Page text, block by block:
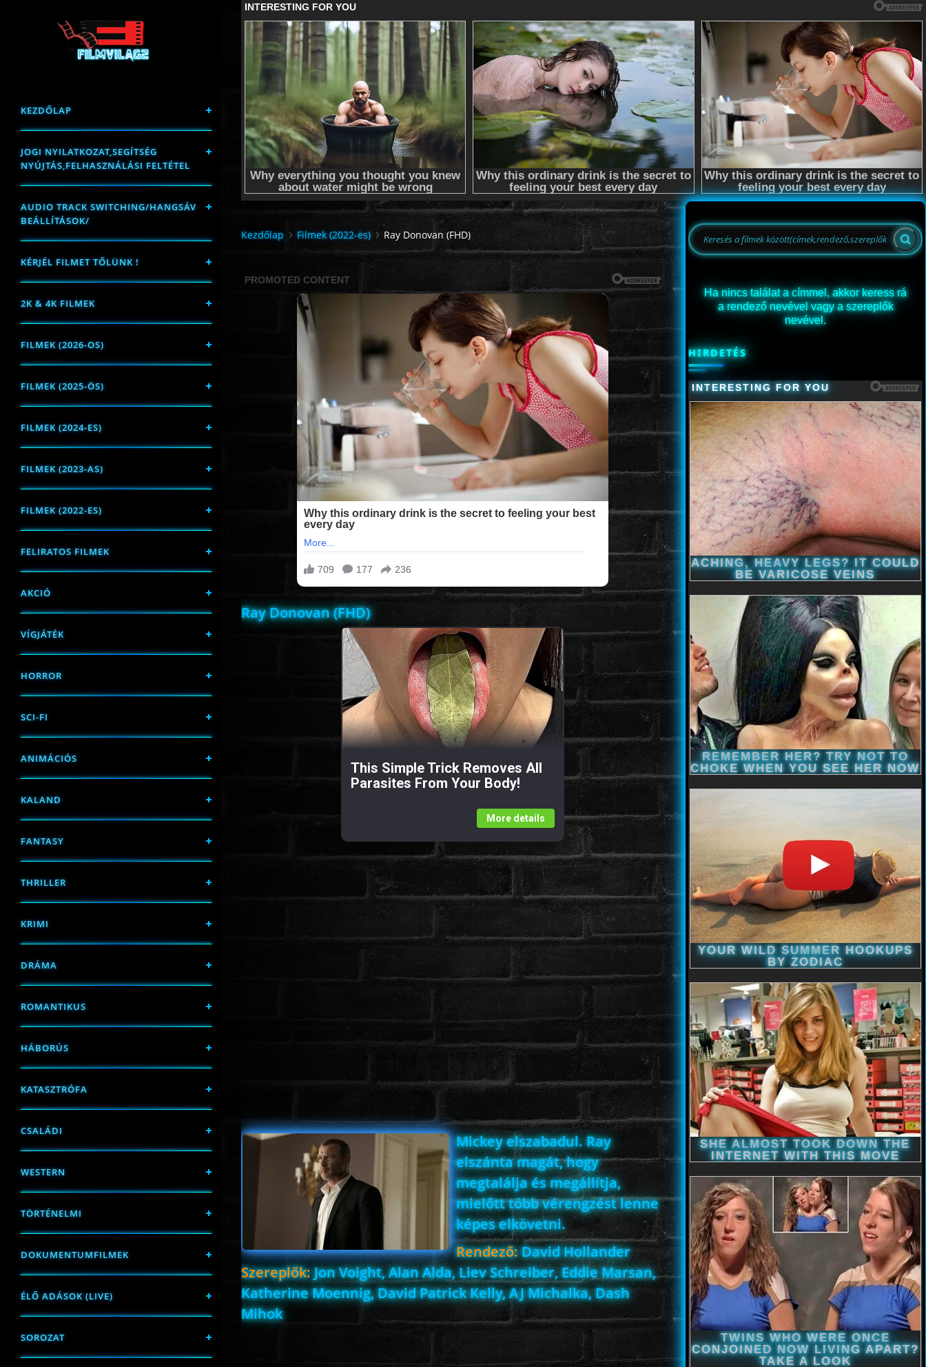
KEZDŐLAP
JOGI NYILATKOZAT,SEGÍTSÉG
NYÚJTÁS,FELHASZNÁLÁSI FELTÉTEL
AUDIO TRACK SWITCHING/HANGSÁV
BEÁLLÍTÁSOK/
KÉRJÉL FILMET TŐLÜNK !
2K & 4K FILMEK
FILMEK (2026-OS)
FILMEK (2025-ÖS)
FILMEK (2024-ES)
FILMEK (2023-AS)
FILMEK (2022-ES)
FELIRATOS FILMEK
AKCIÓ
VÍGJÁTÉK
HORROR
SCI-FI
ANIMÁCIÓS
KALAND
FANTASY
THRILLER
KRIMI
DRÁMA
ROMANTIKUS
HÁBORÚS
KATASZTRÓFA
CSALÁDI
WESTERN
TÖRTÉNELMI
DOKUMENTUMFILMEK
ÉLŐ ADÁSOK (LIVE)
SOROZAT
Kezdőlap Filmek (2022-es) Ray Donovan (FHD)
Ray Donovan (FHD)
This Simple Trick Removes All
Parasites From Your Body!
More details
Mickey elszabadul. Ray
elszánta magát, hogy
megtalálja és megállítja,
mielőtt több vérengzést lenne
képes elkövetni.
Rendező:David Hollander
Szereplők:Jon Voight, Alan Alda, Liev Schreiber, Eddie Marsan,
Katherine Moennig, David Patrick Kelly, AJ Michalka, Dash
Mihok
Ha nincs találat a címmel, akkor keress rá
a rendező nevével vagy a szereplők
nevével.
HIRDETÉS